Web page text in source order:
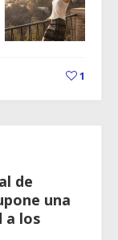
1
de
una
a los